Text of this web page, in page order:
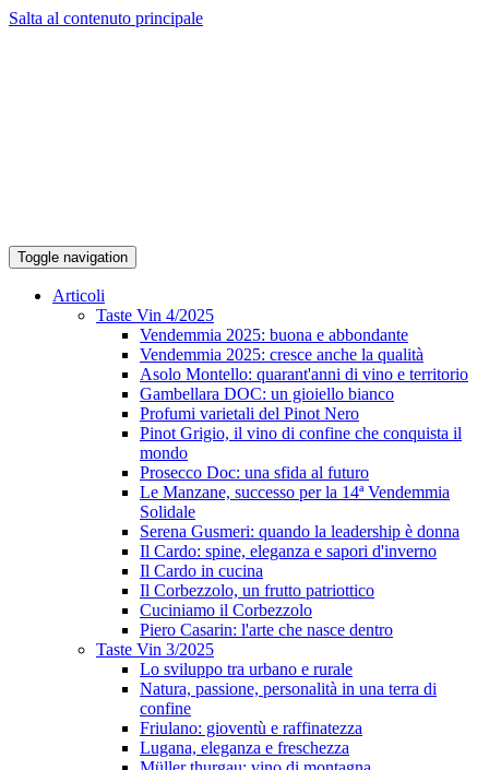
Salta al contenuto principale
Toggle navigation
Articoli
Taste Vin 4/2025
Vendemmia 2025: buona e abbondante
Vendemmia 2025: cresce anche la qualità
Asolo Montello: quarant'anni di vino e territorio
Gambellara DOC: un gioiello bianco
Profumi varietali del Pinot Nero
Pinot Grigio, il vino di confine che conquista il
mondo
Prosecco Doc: una sfida al futuro
Le Manzane, successo per la 14ª Vendemmia
Solidale
Serena Gusmeri: quando la leadership è donna
Il Cardo: spine, eleganza e sapori d'inverno
Il Cardo in cucina
Il Corbezzolo, un frutto patriottico
Cuciniamo il Corbezzolo
Piero Casarin: l'arte che nasce dentro
Taste Vin 3/2025
Lo sviluppo tra urbano e rurale
Natura, passione, personalità in una terra di
confine
Friulano: gioventù e raffinatezza
Lugana, eleganza e freschezza